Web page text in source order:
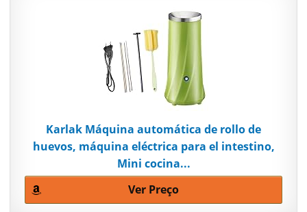
Karlak Máquina automática de rollo de
huevos, máquina eléctrica para el intestino,
Mini cocina...
Ver Preço